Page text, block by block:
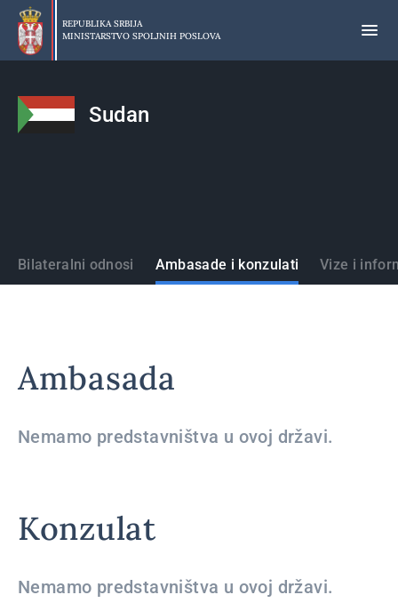
Preskoči
glavni
deo
REPUBLIKA SRBIJA
MINISTARSTVO SPOLJNIH POSLOVA
Sudan
Države
Bilateralni odnosi Ambasade i konzulati Vize i
Ambasada
Nemamo predstavništva u ovoj državi.
Konzulat
Nemamo predstavništva u ovoj državi.